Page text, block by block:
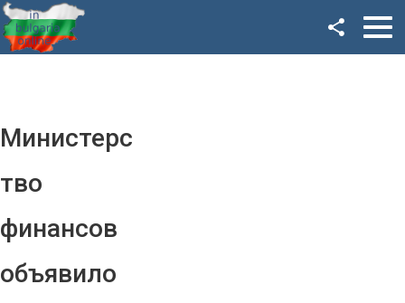
Министерс
тво
финансов
объявило